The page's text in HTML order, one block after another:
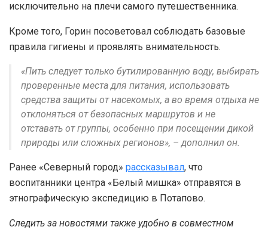
исключительно на плечи самого путешественника.
Кроме того, Горин посоветовал соблюдать базовые
правила гигиены и проявлять внимательность.
«Пить следует только бутилированную воду, выбирать
проверенные места для питания, использовать
средства защиты от насекомых, а во время отдыха не
отклоняться от безопасных маршрутов и не
отставать от группы, особенно при посещении дикой
природы или сложных регионов», – дополнил он.
Ранее «Северный город» рассказывал, что
воспитанники центра «Белый мишка» отправятся в
этнографическую экспедицию в Потапово.
Следить за новостями также удобно в совместном